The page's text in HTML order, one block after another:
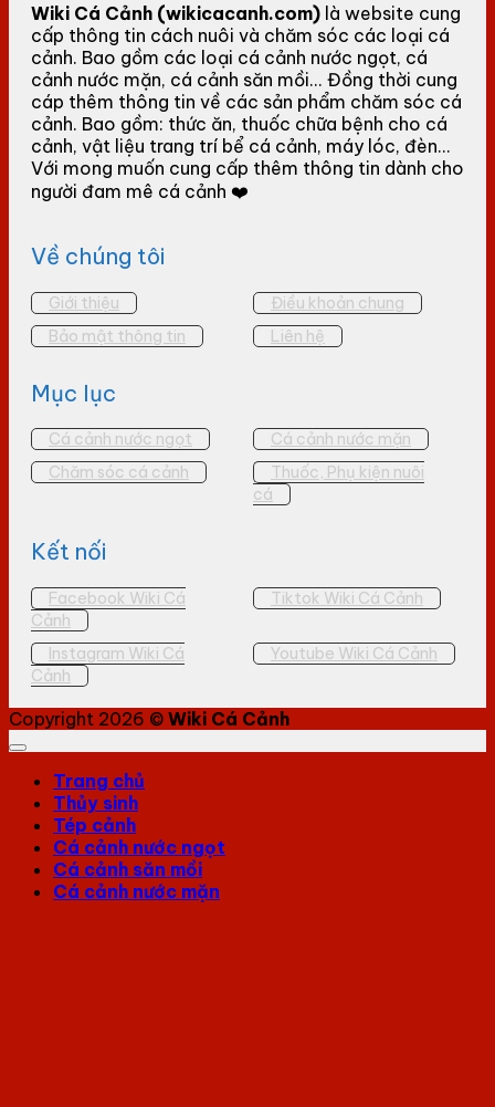
Wiki Cá Cảnh (wikicacanh.com) là website cung
cấp thông tin cách nuôi và chăm sóc các loại cá
cảnh. Bao gồm các loại cá cảnh nước ngọt, cá
cảnh nước mặn, cá cảnh săn mồi... Đồng thời cung
cáp thêm thông tin về các sản phẩm chăm sóc cá
cảnh. Bao gồm: thức ăn, thuốc chữa bệnh cho cá
cảnh, vật liệu trang trí bể cá cảnh, máy lóc, đèn...
Với mong muốn cung cấp thêm thông tin dành cho
người đam mê cá cảnh ❤️
Về chúng tôi
Giới thiệu
Điều khoản chung
Bảo mật thông tin
Liên hệ
Mục lục
Cá cảnh nước ngọt
Cá cảnh nước mặn
Chăm sóc cá cảnh
Thuốc, Phụ kiện nuôi
cá
Kết nối
Facebook Wiki Cá
Cảnh
Tiktok Wiki Cá Cảnh
Instagram Wiki Cá
Cảnh
Youtube Wiki Cá Cảnh
Copyright 2026 © Wiki Cá Cảnh
Trang chủ
Thủy sinh
Tép cảnh
Cá cảnh nước ngọt
Cá cảnh săn mồi
Cá cảnh nước mặn